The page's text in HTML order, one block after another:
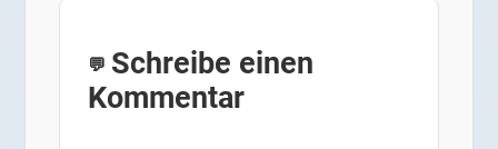
Schreibe einen
Kommentar